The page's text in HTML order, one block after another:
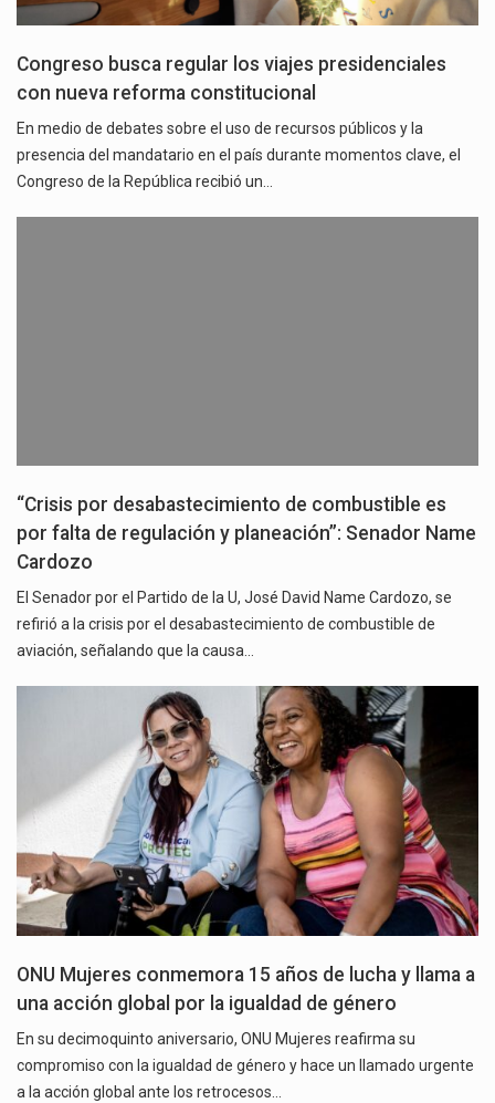
Congreso busca regular los viajes presidenciales
con nueva reforma constitucional
En medio de debates sobre el uso de recursos públicos y la
presencia del mandatario en el país durante momentos clave, el
Congreso de la República recibió un…
“Crisis por desabastecimiento de combustible es
por falta de regulación y planeación”: Senador Name
Cardozo
El Senador por el Partido de la U, José David Name Cardozo, se
refirió a la crisis por el desabastecimiento de combustible de
aviación, señalando que la causa…
ONU Mujeres conmemora 15 años de lucha y llama a
una acción global por la igualdad de género
En su decimoquinto aniversario, ONU Mujeres reafirma su
compromiso con la igualdad de género y hace un llamado urgente
a la acción global ante los retrocesos…